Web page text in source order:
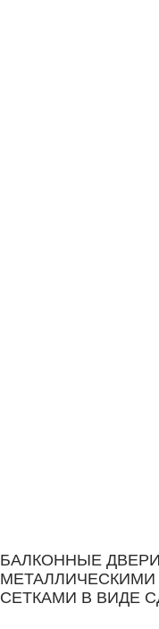
БАЛКОННЫЕ
СЕТКАМИ В ВИДЕ